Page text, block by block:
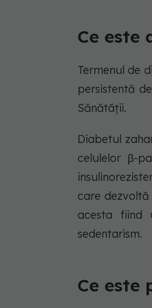
Ce este
Termenul de
persistentă
Sănătății.
Diabetul
celulelor β-
care
acesta fiind
sedentarism.
Ce este